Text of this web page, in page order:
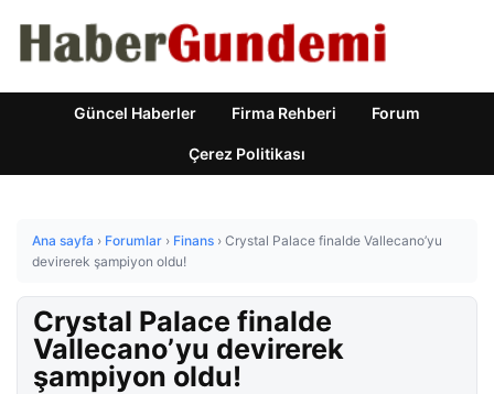
Güncel Haberler Firma Rehberi Forum
Çerez Politikası
Ana sayfa › Forumlar › Finans › Crystal Palace finalde Vallecano’yu
devirerek şampiyon oldu!
Crystal Palace finalde
Vallecano’yu devirerek
şampiyon oldu!